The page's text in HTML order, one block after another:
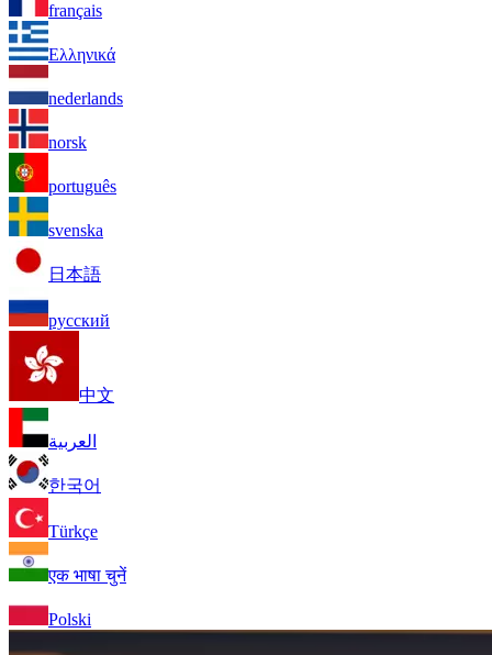
français
Ελληνικά
nederlands
norsk
português
svenska
日本語
русский
中文
العربية
한국어
Türkçe
एक भाषा चुनें
Polski